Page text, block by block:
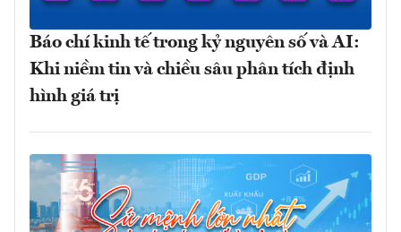
Báo chí kinh tế trong kỷ nguyên số và AI:
Khi niềm tin và chiều sâu phân tích định
hình giá trị